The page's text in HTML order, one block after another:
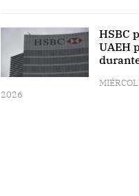
HSBC
UAEH
2026